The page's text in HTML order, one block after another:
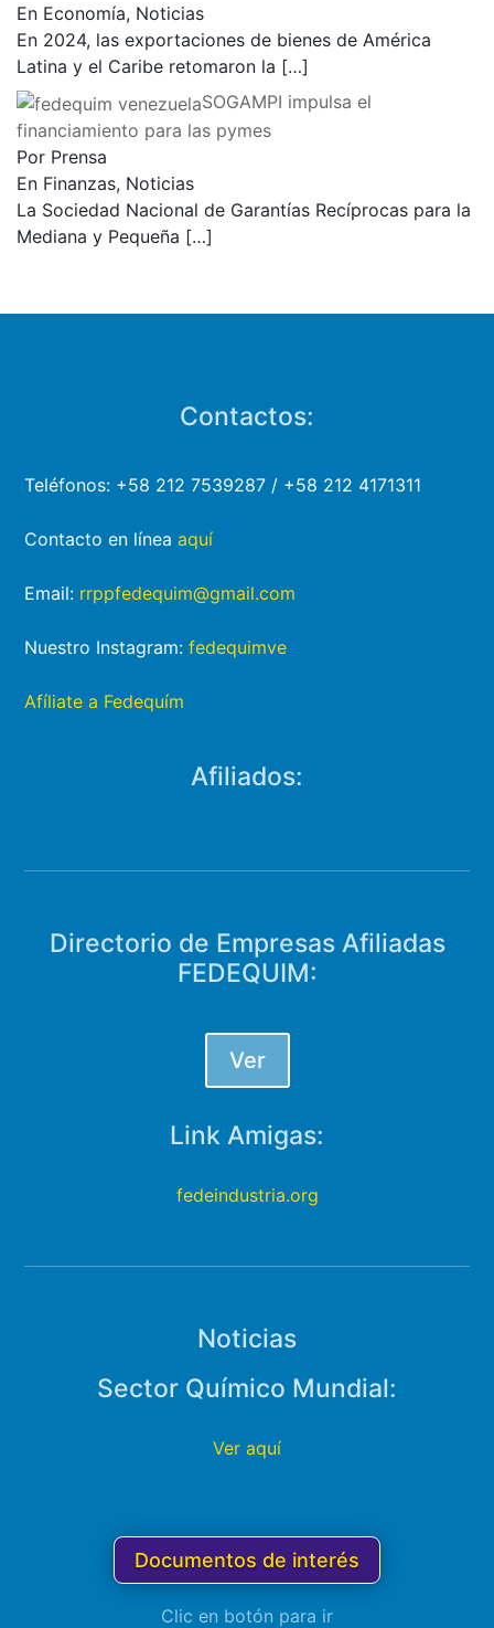
En Economía, Noticias
En 2024, las exportaciones de bienes de América
Latina y el Caribe retomaron la […]
SOGAMPI impulsa el
financiamiento para las pymes
Por Prensa
En Finanzas, Noticias
La Sociedad Nacional de Garantías Recíprocas para la
Mediana y Pequeña […]
Contactos:
Teléfonos: +58 212 7539287 / +58 212 4171311
Contacto en líneaaquí
Email: rrppfedequim@gmail.com
Nuestro Instagram:fedequimve
Afíliate a Fedequím
Afiliados:
Directorio de Empresas Afiliadas
FEDEQUIM:
Ver
Link Amigas:
fedeindustria.org
Noticias
Sector Químico Mundial:
Ver aquí
Documentos de interés
Clic en botón para ir